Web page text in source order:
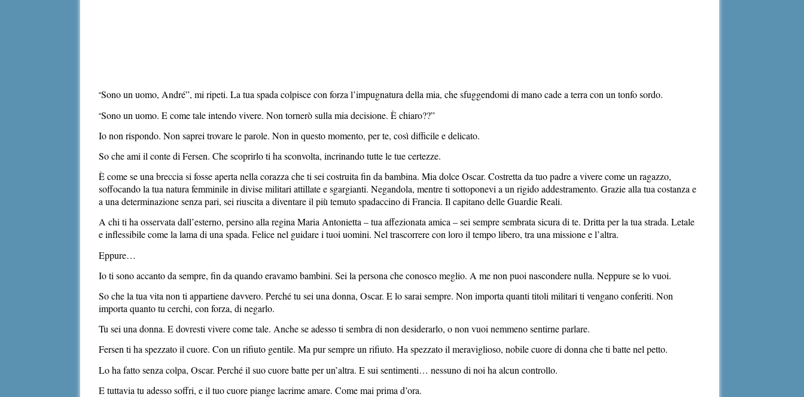
“Sono un uomo, André”, mi ripeti. La tua spada colpisce con forza l’impugnatura della mia, che sfuggendomi di mano cade a terra con un tonfo sordo.
“Sono un uomo. E come tale intendo vivere. Non tornerò sulla mia decisione. È chiaro??”
Io non rispondo. Non saprei trovare le parole. Non in questo momento, per te, così difficile e delicato.
So che ami il conte di Fersen. Che scoprirlo ti ha sconvolta, incrinando tutte le tue certezze.
È come se una breccia si fosse aperta nella corazza che ti sei costruita fin da bambina. Mia dolce Oscar. Costretta da tuo padre a vivere come un ragazzo,
soffocando la tua natura femminile in divise militari attillate e sgargianti. Negandola, mentre ti sottoponevi a un rigido addestramento. Grazie alla tua costanza e
a una determinazione senza pari, sei riuscita a diventare il più temuto spadaccino di Francia. Il capitano delle Guardie Reali.
A chi ti ha osservata dall’esterno, persino alla regina Maria Antonietta – tua affezionata amica – sei sempre sembrata sicura di te. Dritta per la tua strada. Letale
e inflessibile come la lama di una spada. Felice nel guidare i tuoi uomini. Nel trascorrere con loro il tempo libero, tra una missione e l’altra.
Eppure…
Io ti sono accanto da sempre, fin da quando eravamo bambini. Sei la persona che conosco meglio. A me non puoi nascondere nulla. Neppure se lo vuoi.
So che la tua vita non ti appartiene davvero. Perché tu sei una donna, Oscar. E lo sarai sempre. Non importa quanti titoli militari ti vengano conferiti. Non
importa quanto tu cerchi, con forza, di negarlo.
Tu sei una donna. E dovresti vivere come tale. Anche se adesso ti sembra di non desiderarlo, o non vuoi nemmeno sentirne parlare.
Fersen ti ha spezzato il cuore. Con un rifiuto gentile. Ma pur sempre un rifiuto. Ha spezzato il meraviglioso, nobile cuore di donna che ti batte nel petto.
Lo ha fatto senza colpa, Oscar. Perché il suo cuore batte per un’altra. E sui sentimenti… nessuno di noi ha alcun controllo.
E tuttavia tu adesso soffri, e il tuo cuore piange lacrime amare. Come mai prima d’ora.